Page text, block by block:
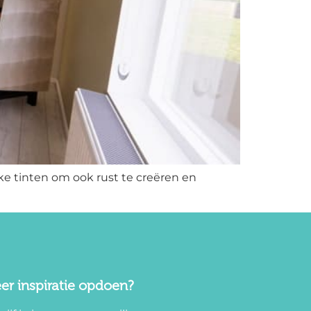
tinten om ook rust te creëren en
inspiratie opdoen?